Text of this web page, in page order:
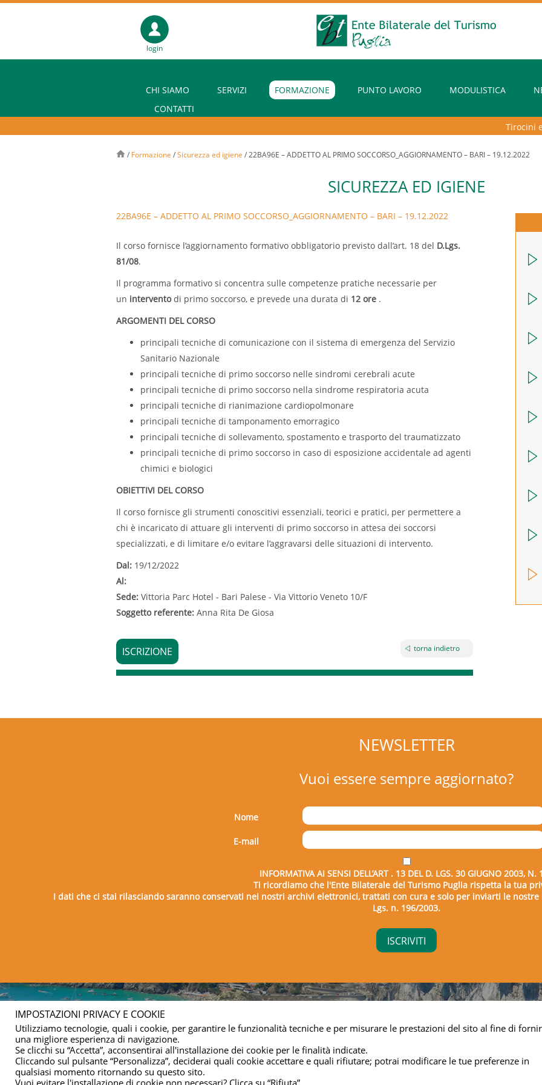
login
CHI SIAMO SERVIZI FORMAZIONE PUNTO LAVORO MODULISTICA
CONTATTI
Tirocini
/ Formazione /Sicurezza ed igiene /22BA96E – ADDETTO AL PRIMO SOCCORSO_AGGIORNAMENTO – BARI – 19.12.2022
SICUREZZA ED IGIENE
22BA96E – ADDETTO AL PRIMO SOCCORSO_AGGIORNAMENTO – BARI – 19.12.2022
Il corso fornisce l’aggiornamento formativo obbligatorio previsto dall’art. 18 del D.Lgs.
81/08.
Il programma formativo si concentra sulle competenze pratiche necessarie per
un interventodi primo soccorso, e prevede una durata di 12 ore .
ARGOMENTI DEL CORSO
principali tecniche di comunicazione con il sistema di emergenza del Servizio
Sanitario Nazionale
principali tecniche di primo soccorso nelle sindromi cerebrali acute
principali tecniche di primo soccorso nella sindrome respiratoria acuta
principali tecniche di rianimazione cardiopolmonare
principali tecniche di tamponamento emorragico
principali tecniche di sollevamento, spostamento e trasporto del traumatizzato
principali tecniche di primo soccorso in caso di esposizione accidentale ad agenti
chimici e biologici
OBIETTIVI DEL CORSO
Il corso fornisce gli strumenti conoscitivi essenziali, teorici e pratici, per permettere a
chi è incaricato di attuare gli interventi di primo soccorso in attesa dei soccorsi
specializzati, e di limitare e/o evitare l’aggravarsi delle situazioni di intervento.
Dal: 19/12/2022
Al:
Sede: Vittoria Parc Hotel - Bari Palese - Via Vittorio Veneto 10/F
Soggetto referente: Anna Rita De Giosa
ISCRIZIONE torna indietro
NEWSLETTER
Vuoi essere sempre aggiornato?
Nome
E-mail
INFORMATIVA AI SENSI DELL’ART . 13 DEL D. LGS. 30 GIUGNO 2003, N.
Ti ricordiamo che l'Ente Bilaterale del Turismo Puglia rispetta la tua
I dati che ci stai rilasciando saranno conservati nei nostri archivi elettronici, trattati con cura e solo per inviarti le
Lgs. n. 196/2003.
Privacy & cookie
IMPOSTAZIONI PRIVACY E COOKIE
Utilizziamo tecnologie, quali i cookie, per garantire le funzionalità tecniche e per misurare le prestazioni del sito al fine di
una migliore esperienza di navigazione.
Se clicchi su “Accetta”, acconsentirai all'installazione dei cookie per le finalità indicate.
Cliccando sul pulsante “Personalizza”, deciderai quali cookie accettare e quali rifiutare; potrai modificare le tue preferenze in
qualsiasi momento ritornando su questo sito.
Vuoi evitare l'installazione di cookie non necessari? Clicca su “Rifiuta”.